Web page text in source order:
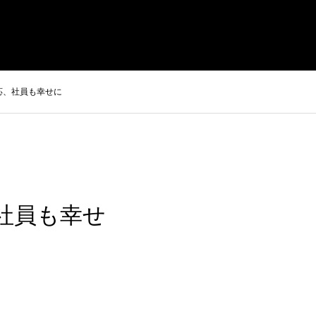
、社員も幸せに
員も幸せ